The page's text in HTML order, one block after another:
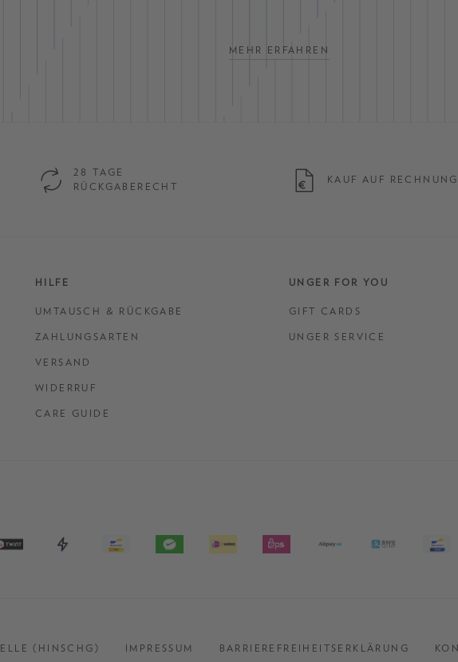
MEHR ERFAHREN
28 TAGE
RÜCKGABERECHT
KAUF AUF RECHNUNG
HILFE
UMTAUSCH & RÜCKGABE
ZAHLUNGSARTEN
VERSAND
WIDERRUF
CARE GUIDE
UNGER FOR YOU
GIFT CARDS
UNGER SERVICE
(HINSCHG) IMPRESSUM BARRIEREFREIHEITSERKLÄRUNG